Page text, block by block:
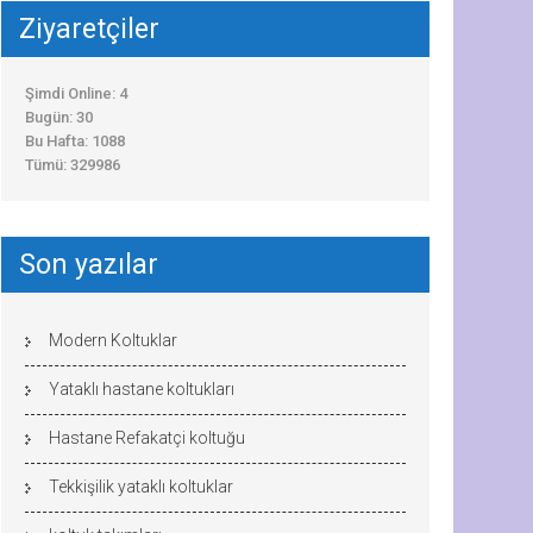
Ziyaretçiler
Şimdi Online: 4
Bugün: 30
Bu Hafta: 1088
Tümü: 329986
Son yazılar
Modern Koltuklar
Yataklı hastane koltukları
Hastane Refakatçi koltuğu
Tekkişilik yataklı koltuklar